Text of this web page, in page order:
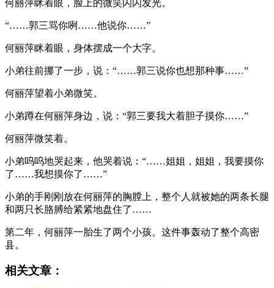
何丽萍眯着眼，脸上的微笑闪闪发光。
“……郭三骂你咧……他说你……”
何丽萍眯着眼，身体摆成一个大字。
小弟往前挪了一步，说：“……郭三说你也想那种事……”
何丽萍望着小弟微笑。
小弟蹲在何丽萍身边，说：“郭三要我大着胆子摸你……”
何丽萍微笑着。
小弟呜呜地哭起来，他哭着说：“……姐姐，姐姐，我要摸你
了……我想摸你了……”
小弟的手刚刚放在何丽萍的胸膛上，整个人就被她的两条长腿
和两只长胳膊给紧紧地盘住了……
第二年，何丽萍一胎生了两个小孩。这件事轰动了整个高密
县。
相关文章：